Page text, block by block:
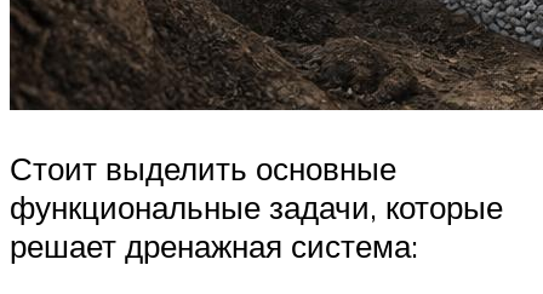
Стоит выделить основные
функциональные задачи, которые
решает дренажная система: